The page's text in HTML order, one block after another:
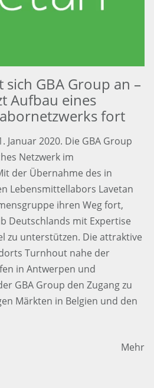
sich GBA Group an –
Aufbau eines
fort
2020. Die GBA Group
Netzwerk im
der Übernahme des in
Lebensmittellabors Lavetan
ihren Weg fort,
Deutschlands mit Expertise
zu unterstützen. Die attraktive
Turnhout nahe der
in Antwerpen und
GBA Group den Zugang zu
Märkten in Belgien und den
Mehr